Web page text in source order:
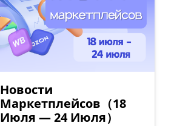
Новости
Маркетплейсов（18
Июля — 24 Июля）